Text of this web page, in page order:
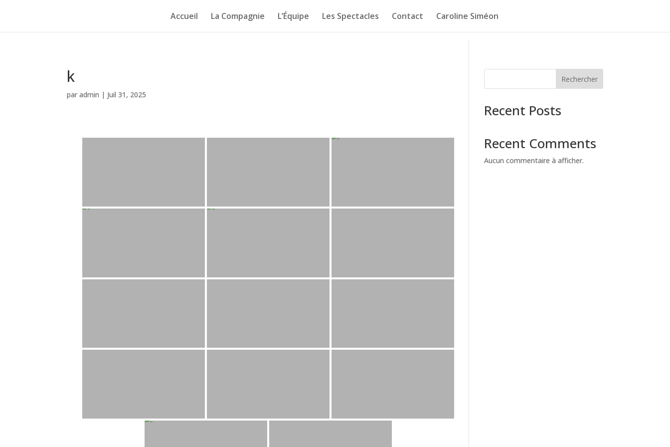
Accueil La Compagnie L’Équipe Les Spectacles Contact Caroline Siméon
k
paradmin | Juil 31, 2025
Rechercher
Recent Posts
Recent Comments
Aucun commentaire à afficher.